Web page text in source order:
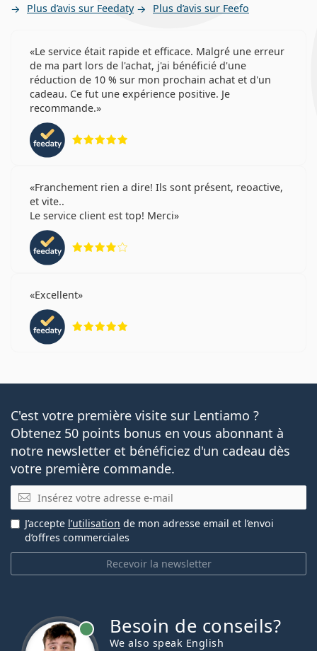
Plus d’avis sur Feedaty Plus d’avis sur Feefo
Le service était rapide et efficace. Malgré une erreur
de ma part lors de l'achat, j'ai bénéficié d'une
réduction de 10 % sur mon prochain achat et d'un
cadeau. Ce fut une expérience positive. Je
recommande.
Franchement rien a dire! Ils sont présent, reoactive,
et vite..
Le service client est top! Merci
Excellent
C'est votre première visite sur Lentiamo ?
Obtenez 50 points bonus en vous abonnant à
notre newsletter et bénéficiez d'un cadeau dès
votre première commande.
E-mail
Recevoir la newsletter
J’accepte l’utilisation de mon adresse email et l’envoi
d’offres commerciales
Besoin de conseils?
We also speak English